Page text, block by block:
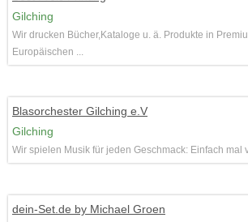
Gilching
Wir drucken Bücher,Kataloge u. ä. Produkte in
Europäischen ...
Blasorchester Gilching e.V
Gilching
Wir spielen Musik für jeden Geschmack: Einfach mal
dein-Set.de by Michael Groen